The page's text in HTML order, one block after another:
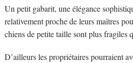
Un petit gabarit, une élégance
relativement proche de leurs maîtres
chiens de petite taille sont plus fragiles
D’ailleurs les propriétaires pourraient